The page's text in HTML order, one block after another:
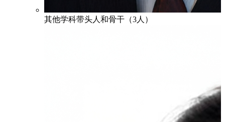
其他学科带头人和骨干（3人）